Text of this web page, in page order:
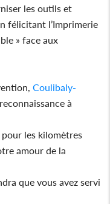
les outils et
félicitant l’Imprimerie
» face aux
Coulibaly-
à
les kilomètres
amour de la
que vous avez servi